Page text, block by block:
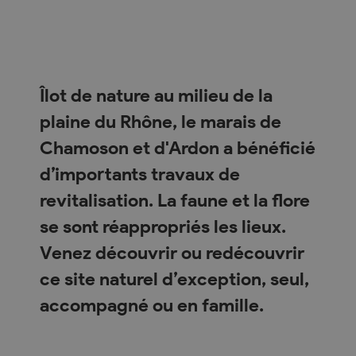
Îlot de nature au milieu de la
plaine du Rhône, le marais de
Chamoson et d'Ardon a bénéficié
d’importants travaux de
revitalisation. La faune et la flore
se sont réappropriés les lieux.
Venez découvrir ou redécouvrir
ce site naturel d’exception, seul,
accompagné ou en famille.